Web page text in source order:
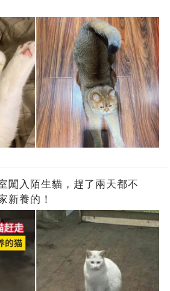
闖入陌生貓，趕了兩天都不
新養的！